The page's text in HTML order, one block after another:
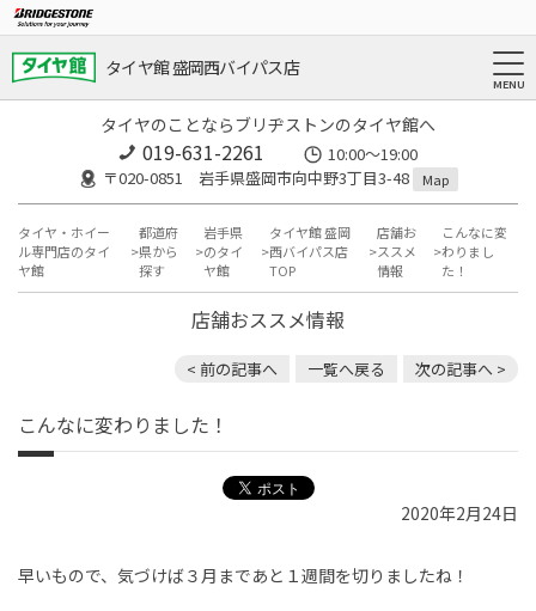
タイヤ館 盛岡西バイパス店
タイヤのことならブリヂストンのタイヤ館へ
019-631-2261
10:00～19:00
〒020-0851 岩手県盛岡市向中野3丁目3-48
Map
タイヤ・ホイー
ル専門店のタイ
ヤ館
都道府
県から
探す
岩手県
のタイ
ヤ館
タイヤ館 盛岡
西バイパス店
TOP
店舗お
ススメ
情報
こんなに変
わりまし
た！
店舗おススメ情報
< 前の記事へ 一覧へ戻る 次の記事へ >
こんなに変わりました！
2020年2月24日
早いもので、気づけば３月まであと１週間を切りましたね！